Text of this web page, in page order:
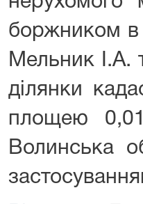
боржником в
Мельник І.А.
ділянки
площею
Волинська